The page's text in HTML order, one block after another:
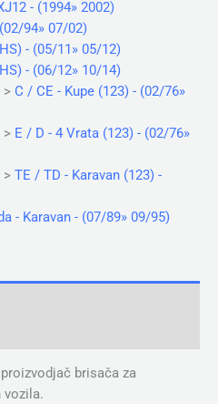
- (1994» 2002)
94» 07/02)
- (05/11» 05/12)
- (06/12» 10/14)
> C / CE - Kupe (123) - (02/76»
> E / D - 4 Vrata (123) - (02/76»
> TE / TD - Karavan (123) -
- Karavan - (07/89» 09/95)
brisača za
vozila.